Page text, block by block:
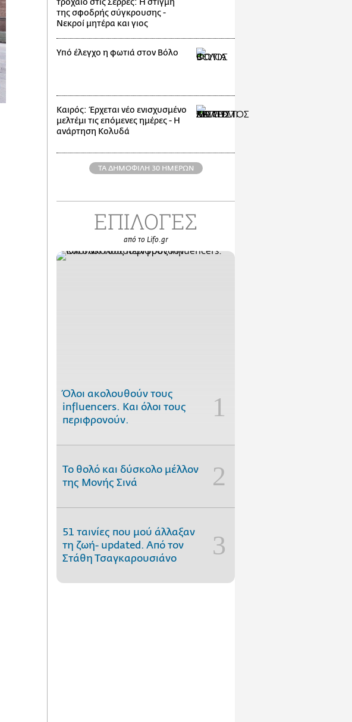
τροχαίο στις Σέρρες: Η στιγμή
της σφοδρής σύγκρουσης -
Νεκροί μητέρα και γιος
Υπό έλεγχο η φωτιά στον Βόλο
Καιρός: Έρχεται νέο ενισχυσμένο
μελτέμι τις επόμενες ημέρες - Η
ανάρτηση Κολυδά
ΤΑ ΔΗΜΟΦΙΛΗ 30 ΗΜΕΡΩΝ
ΕΠΙΛΟΓΕΣ
από το Lifo.gr
Όλοι ακολουθούν τους
influencers. Και όλοι τους
περιφρονούν.
Το θολό και δύσκολο μέλλον
της Μονής Σινά
51 ταινίες που μού άλλαξαν
τη ζωή- updated. Aπό τον
Στάθη Τσαγκαρουσιάνο